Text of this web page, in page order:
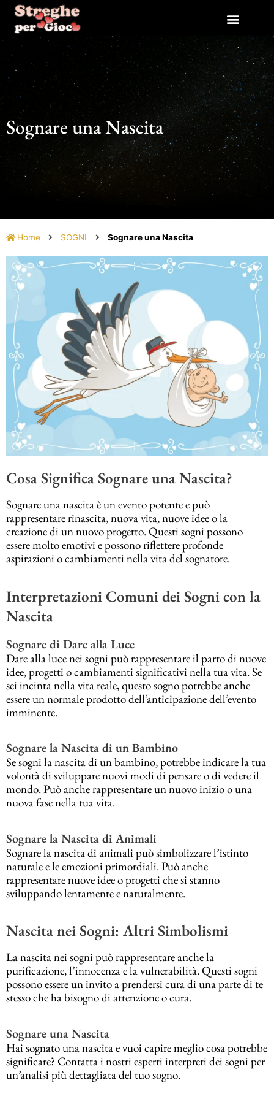
contenuto
Sognare una Nascita
Home SOGNI Sognare una Nascita
Cosa Significa Sognare una Nascita?
Sognare una nascita è un evento potente e può
rappresentare rinascita, nuova vita, nuove idee o la
creazione di un nuovo progetto. Questi sogni possono
essere molto emotivi e possono riflettere profonde
aspirazioni o cambiamenti nella vita del sognatore.
Interpretazioni Comuni dei Sogni con la
Nascita
Sognare di Dare alla Luce
Dare alla luce nei sogni può rappresentare il parto di nuove
idee, progetti o cambiamenti significativi nella tua vita. Se
sei incinta nella vita reale, questo sogno potrebbe anche
essere un normale prodotto dell’anticipazione dell’evento
imminente.
Sognare la Nascita di un Bambino
Se sogni la nascita di un bambino, potrebbe indicare la tua
volontà di sviluppare nuovi modi di pensare o di vedere il
mondo. Può anche rappresentare un nuovo inizio o una
nuova fase nella tua vita.
Sognare la Nascita di Animali
Sognare la nascita di animali può simbolizzare l’istinto
naturale e le emozioni primordiali. Può anche
rappresentare nuove idee o progetti che si stanno
sviluppando lentamente e naturalmente.
Nascita nei Sogni: Altri Simbolismi
La nascita nei sogni può rappresentare anche la
purificazione, l’innocenza e la vulnerabilità. Questi sogni
possono essere un invito a prendersi cura di una parte di te
stesso che ha bisogno di attenzione o cura.
Sognare una Nascita
Hai sognato una nascita e vuoi capire meglio cosa potrebbe
significare? Contatta i nostri esperti interpreti dei sogni per
un’analisi più dettagliata del tuo sogno.